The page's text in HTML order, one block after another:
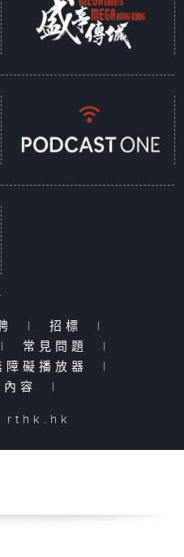
| 招標
|
| 常見問題
|
障礙播放器
|
內容
|